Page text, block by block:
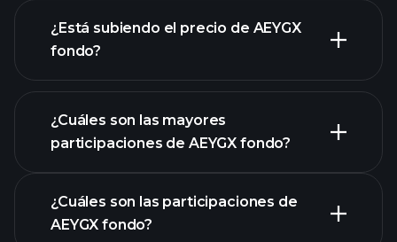
gráfico avanzado
¿Está subiendo el precio de AEYGX
fondo?
¿Cuáles son las mayores
participaciones de AEYGX fondo?
¿Cuáles son las participaciones de
AEYGX fondo?